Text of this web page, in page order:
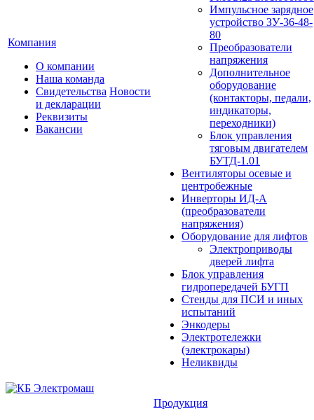
Компания
О компании
Наша команда
Свидетельства
и декларации
Реквизиты
Вакансии
Новости
Импульсное зарядное
устройство ЗУ-36-48-
80
Преобразователи
напряжения
Дополнительное
оборудование
(контакторы, педали,
индикаторы,
переходники)
Блок управления
тяговым двигателем
БУТД-1.01
Вентиляторы осевые и
центробежные
Инверторы ИД-А
(преобразователи
напряжения)
Оборудование для лифтов
Электроприводы
дверей лифта
Блок управления
гидропередачей БУГП
Стенды для ПСИ и иных
испытаний
Энкодеры
Электротележки
(электрокары)
Неликвиды
Продукция